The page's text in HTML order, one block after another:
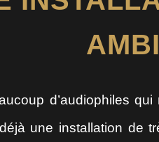
d’audiophiles
une installation de